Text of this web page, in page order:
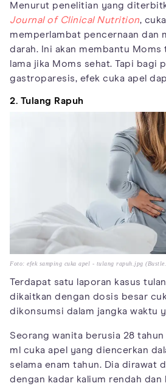
Menurut penelitian yang
Journal of Clinical Nutrition,
memperlambat pencernaan dan
darah. Ini akan membantu
lama jika Moms sehat. Tapi bagi
gastroparesis, efek cuka apel
2. Tulang Rapuh
Foto: efek samping cuka apel - tulang rapuh.jpg
Terdapat satu laporan kasus
dikaitkan dengan dosis besar
dikonsumsi dalam jangka waktu
Seorang wanita berusia 28
ml cuka apel yang diencerkan
selama enam tahun. Dia dirawat
dengan kadar kalium rendah dan